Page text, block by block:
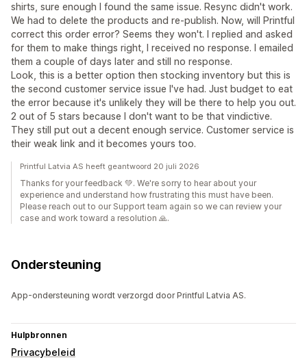
shirts, sure enough I found the same issue. Resync didn't work.
We had to delete the products and re-publish. Now, will Printful
correct this order error? Seems they won't. I replied and asked
for them to make things right, I received no response. I emailed
them a couple of days later and still no response.
Look, this is a better option then stocking inventory but this is
the second customer service issue I've had. Just budget to eat
the error because it's unlikely they will be there to help you out.
2 out of 5 stars because I don't want to be that vindictive.
They still put out a decent enough service. Customer service is
their weak link and it becomes yours too.
Printful Latvia AS heeft geantwoord 20 juli 2026
Thanks for your feedback 💚. We're sorry to hear about your
experience and understand how frustrating this must have been.
Please reach out to our Support team again so we can review your
case and work toward a resolution 🙏.
Ondersteuning
App-ondersteuning wordt verzorgd door Printful Latvia AS.
Hulpbronnen
Privacybeleid